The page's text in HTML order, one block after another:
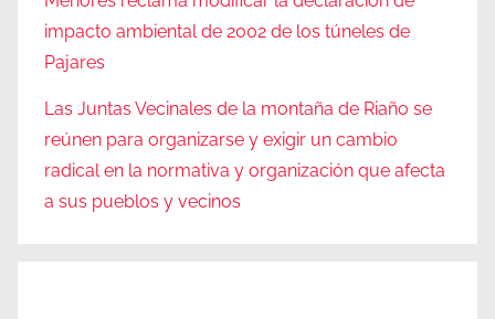
impacto ambiental de 2002 de los túneles de
Pajares
Las Juntas Vecinales de la montaña de Riaño se
reúnen para organizarse y exigir un cambio
radical en la normativa y organización que afecta
a sus pueblos y vecinos